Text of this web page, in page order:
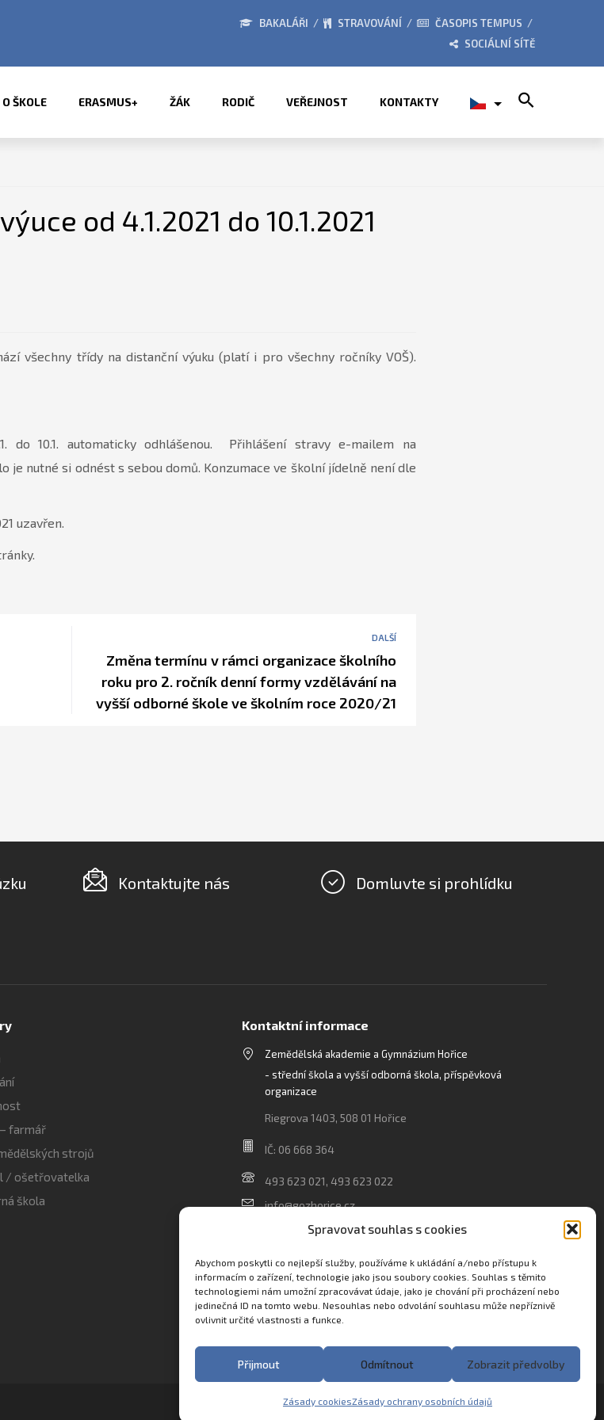
Spravovat souhlas s cookies
Abychom poskytli co nejlepší služby, používáme k ukládání a/nebo přístupu k
informacím o zařízení, technologie jako jsou soubory cookies. Souhlas s těmito
technologiemi nám umožní zpracovávat údaje, jako je chování při procházení nebo
jedinečná ID na tomto webu. Nesouhlas nebo odvolání souhlasu může nepříznivě
ovlivnit určité vlastnosti a funkce.
Přijmout Odmítnout Zobrazit předvolby
Zásady cookiesZásady ochrany osobních údajů
ÚŘEDNÍ HODINY V OBDOBÍ LETNÍCH PRÁZDNIN PŘÍMĚSTSKÉ TÁBORY 2026
BAKALÁŘI STRAVOVÁNÍ
ČASOPIS TEMPUS
SOCIÁLNÍ SÍTĚ
O ŠKOLE ERASMUS+ ŽÁK RODIČ VEŘEJNOST KONTAKTY
od 4.1.2021 do 10.1.2021
všechny třídy na distanční výuku (platí i pro všechny ročníky VOŠ).
do 10.1. automaticky odhlášenou. Přihlášení stravy e-mailem na
je nutné si odnést s sebou domů. Konzumace ve školní jídelně není dle
uzavřen.
DALŠÍ
Změna termínu v rámci organizace školního
roku pro 2. ročník denní formy vzdělávání na
vyšší odborné škole ve školním roce 2020/21
Kontaktujte nás Domluvte si prohlídku
farmář
strojů
/ ošetřovatelka
škola
Kontaktní informace
Zemědělská akademie a Gymnázium Hořice
- střední škola a vyšší odborná škola, příspěvková
organizace
Riegrova 1403, 508 01 Hořice
IČ: 06 668 364
493 623 021, 493 623 022
info@gozhorice.cz
www.zaghorice.cz
Innovation One s.r.o. IČO: 04734807 Březenecká 4808
430 04 Chomutov
Filip Šikola +420 775 992 451 filip.sikola@innone.cz
Made with♥in Trutnov byeStation.cz